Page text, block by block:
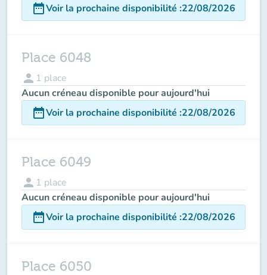
date_rangeVoir la prochaine disponibilité :22/08/2026
Place 6048
person 1 place
Aucun créneau disponible pour aujourd'hui
date_rangeVoir la prochaine disponibilité :22/08/2026
Place 6049
person 1 place
Aucun créneau disponible pour aujourd'hui
date_rangeVoir la prochaine disponibilité :22/08/2026
Place 6050